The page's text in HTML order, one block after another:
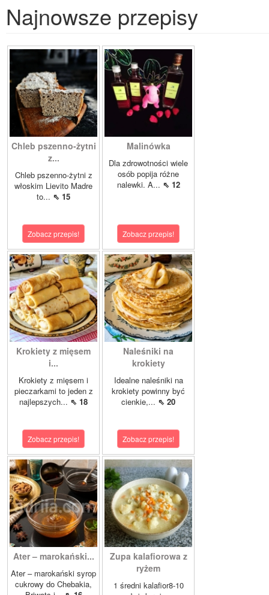
Najnowsze przepisy
Chleb pszenno-żytni
z...
Chleb pszenno-żytni z
włoskim Lievito Madre
to... ⇖ 15
Zobacz przepis!
Malinówka
Dla zdrowotności wiele
osób popija różne
nalewki. A... ⇖ 12
Zobacz przepis!
Krokiety z mięsem
i...
Krokiety z mięsem i
pieczarkami to jeden z
najlepszych... ⇖ 18
Zobacz przepis!
Naleśniki na
krokiety
Idealne naleśniki na
krokiety powinny być
cienkie,... ⇖ 20
Zobacz przepis!
Ater – marokański...
Ater – marokański syrop
cukrowy do Chebakia,
Zupa kalafiorowa z
ryżem
1 średni kalafior8-10